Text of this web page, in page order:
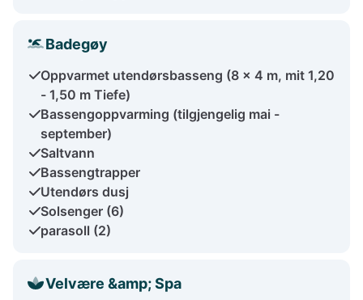
Badegøy
Oppvarmet utendørsbasseng (8 x 4 m, mit 1,20
- 1,50 m Tiefe)
Bassengoppvarming (tilgjengelig mai -
september)
Saltvann
Bassengtrapper
Utendørs dusj
Solsenger (6)
parasoll (2)
Velvære &amp; Spa